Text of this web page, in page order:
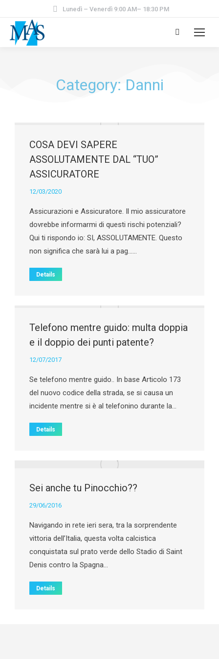
Lunedì – Venerdì 9:00 AM– 18:30 PM
Category: Danni
COSA DEVI SAPERE
ASSOLUTAMENTE DAL “TUO”
ASSICURATORE
12/03/2020
Assicurazioni e Assicuratore. Il mio assicuratore
dovrebbe informarmi di questi rischi potenziali?
Qui ti rispondo io: SI, ASSOLUTAMENTE. Questo
non significa che sarà lui a pag……
Details
Telefono mentre guido: multa doppia
e il doppio dei punti patente?
12/07/2017
Se telefono mentre guido.. In base Articolo 173
del nuovo codice della strada, se si causa un
incidente mentre si è al telefonino durante la…
Details
Sei anche tu Pinocchio??
29/06/2016
Navigando in rete ieri sera, tra la sorprendente
vittoria dell’Italia, questa volta calcistica
conquistata sul prato verde dello Stadio di Saint
Denis contro la Spagna…
Details